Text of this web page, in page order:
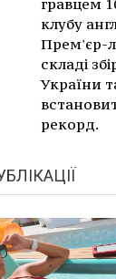
гравцем
клубу
Прем'єр-
складі
України
рекорд.